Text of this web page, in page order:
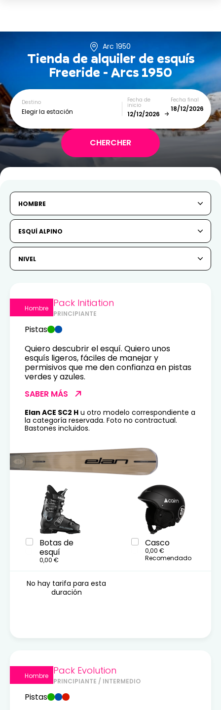
Arc 1950
Tienda de alquiler de esquís
Freeride - Arcs 1950
Destino
Elegir la estación
Fecha de
inicio
Fecha final
6
13 14 15 16 17 18 19
20 21 22 23 24 25 26
10 11 12 13 14 15 16
24 25 26 30
31
HOMBRE
ESQUÍ ALPINO
NIVEL
Hombre Pack Initiation
PRINCIPIANTE
Pistas
Quiero descubrir el esquí. Quiero unos
esquís ligeros, fáciles de manejar y
permisivos que me den confianza en pistas
verdes y azules.
SABER MÁS
Elan ACE SC2 H u otro modelo correspondiente a
la categoría reservada. Foto no contractual.
Bastones incluidos.
Botas de
esquí
0,00 €
Casco
0,00 €
Recomendado
No hay tarifa para esta
duración
Hombre Pack Evolution
PRINCIPIANTE / INTERMEDIO
Pistas